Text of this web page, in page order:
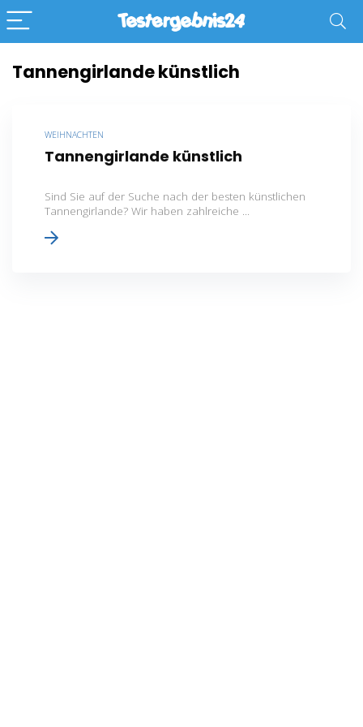
Tannengirlande künstlich
WEIHNACHTEN
Tannengirlande künstlich
Sind Sie auf der Suche nach der besten künstlichen
Tannengirlande? Wir haben zahlreiche ...